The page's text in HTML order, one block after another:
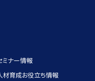
ミナー情報
材育成お役立ち情報